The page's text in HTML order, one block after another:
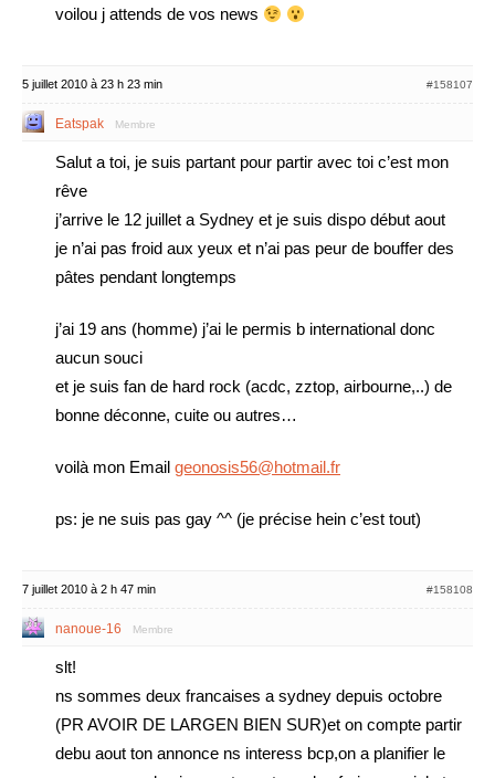
voilou j attends de vos news
5 juillet 2010 à 23 h 23 min #158107
Eatspak Membre
Salut a toi, je suis partant pour partir avec toi c’est mon
rêve
j’arrive le 12 juillet a Sydney et je suis dispo début aout
je n’ai pas froid aux yeux et n’ai pas peur de bouffer des
pâtes pendant longtemps
j’ai 19 ans (homme) j’ai le permis b international donc
aucun souci
et je suis fan de hard rock (acdc, zztop, airbourne,..) de
bonne déconne, cuite ou autres…
voilà mon Email geonosis56@hotmail.fr
ps: je ne suis pas gay ^^ (je précise hein c’est tout)
7 juillet 2010 à 2 h 47 min #158108
nanoue-16 Membre
slt!
ns sommes deux francaises a sydney depuis octobre
(PR AVOIR DE LARGEN BIEN SUR)et on compte partir
debu aout ton annonce ns interess bcp,on a planifier le